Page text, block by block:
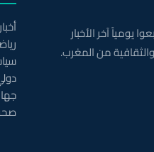
آخر الأخبار
من المغرب.